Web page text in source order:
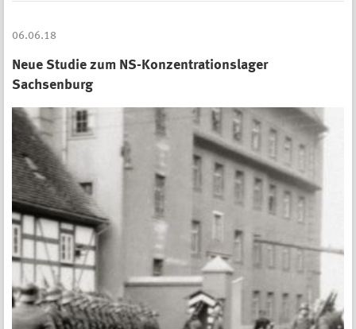
06.06.18
Neue Studie zum NS-Konzentrationslager
Sachsenburg